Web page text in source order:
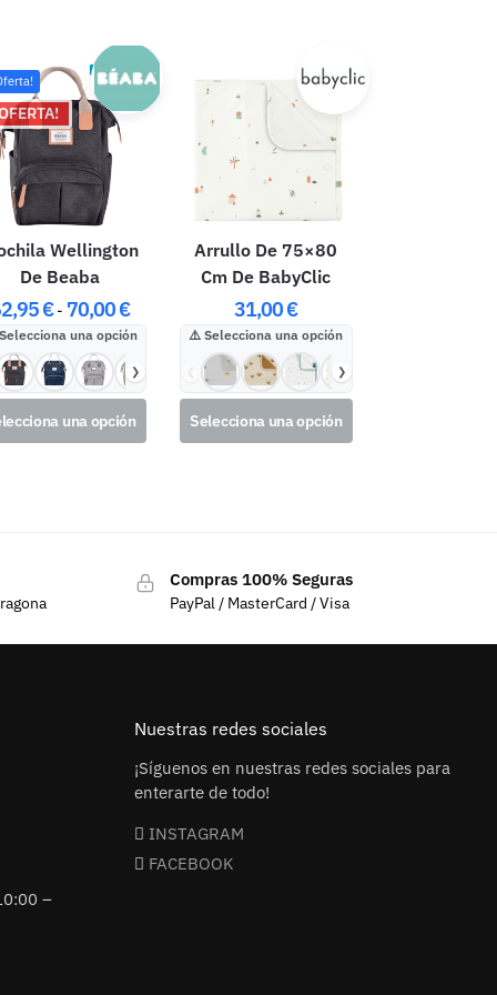
Wellington
De Beaba
€ - 70,00€
una opción
❯
una opción
Arrullo De 75×80
Cm De BabyClic
31,00€
Selecciona una opción
❯
Selecciona una opción
Compras 100% Seguras
PayPal / MasterCard / Visa
–
Nuestras redes sociales
¡Síguenos en nuestras redes sociales para
enterarte de todo!
INSTAGRAM
FACEBOOK